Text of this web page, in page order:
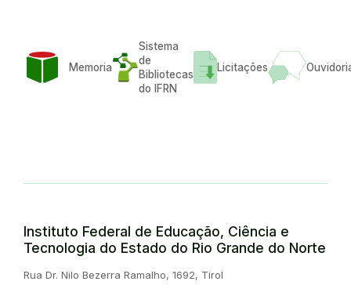
Memoria
Sistema
de
Bibliotecas
do IFRN
Licitações
Instituto Federal de Educação, Ciência e
Tecnologia do Estado do Rio Grande do Norte
Endereço:
Rua Dr. Nilo Bezerra Ramalho, 1692, Tirol